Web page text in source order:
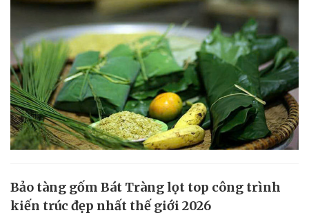
Bảo tàng gốm Bát Tràng lọt top công trình
kiến trúc đẹp nhất thế giới 2026